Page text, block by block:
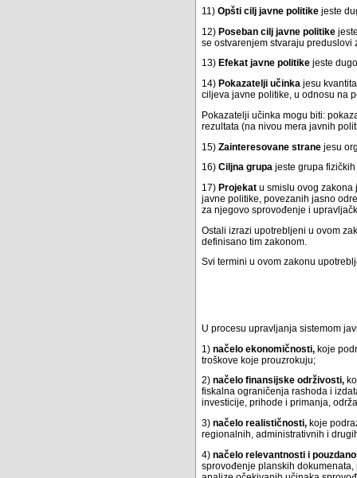
11)Opšti cilj javne politike jeste
12)Poseban cilj javne politike
se ostvarenjem stvaraju preduslovi
13) Efekat javne politike jeste
14) Pokazatelji učinka jesu
ciljeva javne politike, u odnosu na
Pokazatelji učinka mogu biti:
rezultata (na nivou mera javnih
15)Zainteresovane strane jesu
16)Ciljna grupa jeste grupa
17)Projekat u smislu ovog zakona
javne politike, povezanih jasno
za njegovo sprovođenje i
Ostali izrazi upotrebljeni u ovom
definisano tim zakonom.
Svi termini u ovom zakonu
U procesu upravljanja sistemom
1)načelo ekonomičnosti, koje
troškove koje prouzrokuju;
2)načelo finansijske održivosti,
fiskalna ograničenja rashoda i
investicije, prihode i primanja,
3)načelo realističnosti, koje
regionalnih, administrativnih i
4)načelo relevantnosti i
sprovođenje planskih